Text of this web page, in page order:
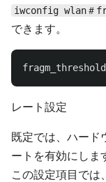
iwconfig wlan＃
できます。
fragm_threshold
レート設定
既定では、ハード
ートを有効にしま
この設定項目では